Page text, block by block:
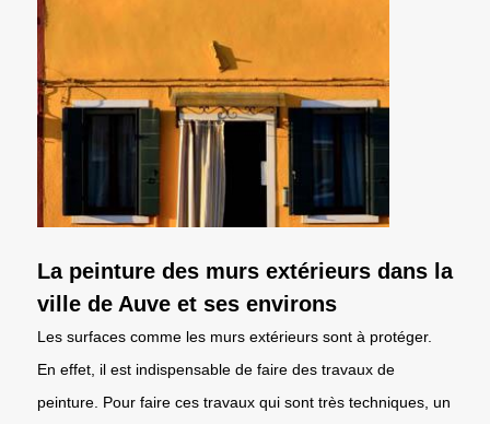
La peinture des murs extérieurs dans la
ville de Auve et ses environs
Les surfaces comme les murs extérieurs sont à protéger.
En effet, il est indispensable de faire des travaux de
peinture. Pour faire ces travaux qui sont très techniques, un